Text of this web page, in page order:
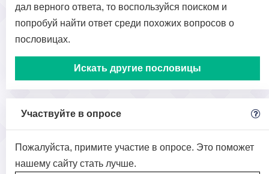
дал верного ответа, то воспользуйся поиском и
попробуй найти ответ среди похожих вопросов о
пословицах.
Искать другие пословицы
Участвуйте в опросе
Пожалуйста, примите участие в опросе. Это поможет
нашему сайту стать лучше.